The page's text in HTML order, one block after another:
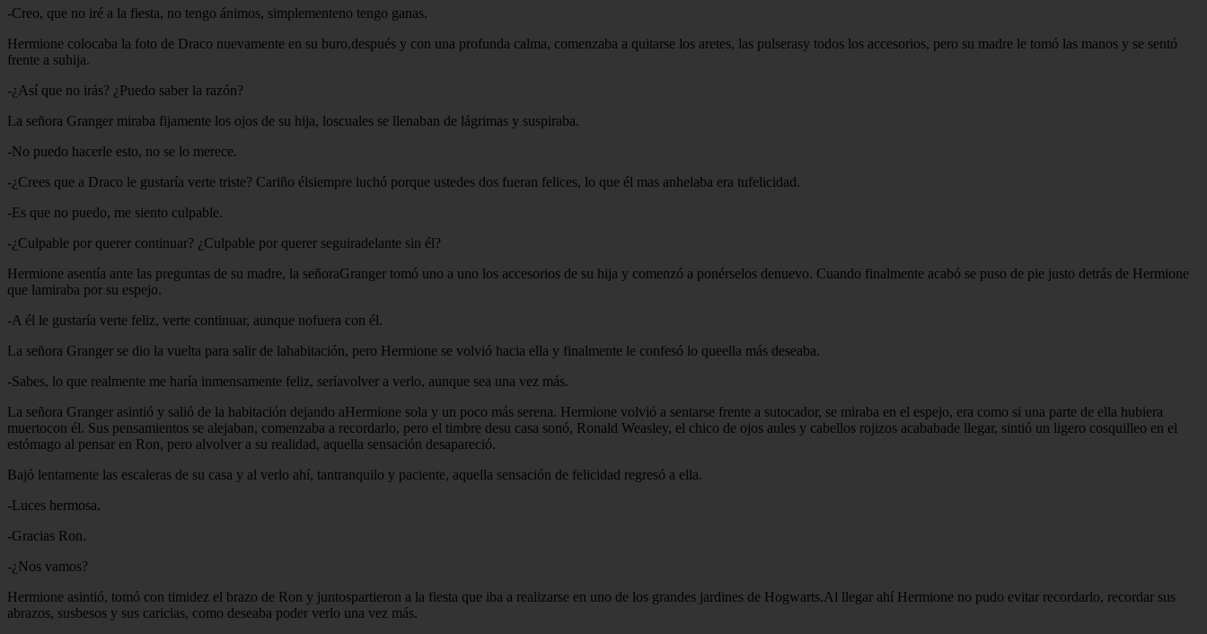
-Creo, que no iré a la fiesta, no tengo ánimos, simplementeno tengo ganas.
Hermione colocaba la foto de Draco nuevamente en su buro,después y con una profunda calma, comenzaba a quitarse los aretes, las pulserasy todos los accesorios, pero su madre le tomó las manos y se sentó
frente a suhija.
-¿Así que no irás? ¿Puedo saber la razón?
La señora Granger miraba fijamente los ojos de su hija, loscuales se llenaban de lágrimas y suspiraba.
-No puedo hacerle esto, no se lo merece.
-¿Crees que a Draco le gustaría verte triste? Cariño élsiempre luchó porque ustedes dos fueran felices, lo que él mas anhelaba era tufelicidad.
-Es que no puedo, me siento culpable.
-¿Culpable por querer continuar? ¿Culpable por querer seguiradelante sin él?
Hermione asentía ante las preguntas de su madre, la señoraGranger tomó uno a uno los accesorios de su hija y comenzó a ponérselos denuevo. Cuando finalmente acabó se puso de pie justo detrás de Hermione
que lamiraba por su espejo.
-A él le gustaría verte feliz, verte continuar, aunque nofuera con él.
La señora Granger se dio la vuelta para salir de lahabitación, pero Hermione se volvió hacia ella y finalmente le confesó lo queella más deseaba.
-Sabes, lo que realmente me haría inmensamente feliz, seríavolver a verlo, aunque sea una vez más.
La señora Granger asintió y salió de la habitación dejando aHermione sola y un poco más serena. Hermione volvió a sentarse frente a sutocador, se miraba en el espejo, era como si una parte de ella hubiera
muertocon él. Sus pensamientos se alejaban, comenzaba a recordarlo, pero el timbre desu casa sonó, Ronald Weasley, el chico de ojos aules y cabellos rojizos acababade llegar, sintió un ligero cosquilleo en el
estómago al pensar en Ron, pero alvolver a su realidad, aquella sensación desapareció.
Bajó lentamente las escaleras de su casa y al verlo ahí, tantranquilo y paciente, aquella sensación de felicidad regresó a ella.
-Luces hermosa.
-Gracias Ron.
-¿Nos vamos?
Hermione asintió, tomó con timidez el brazo de Ron y juntospartieron a la fiesta que iba a realizarse en uno de los grandes jardines de Hogwarts.Al llegar ahí Hermione no pudo evitar recordarlo, recordar sus
abrazos, susbesos y sus caricias, como deseaba poder verlo una vez más.